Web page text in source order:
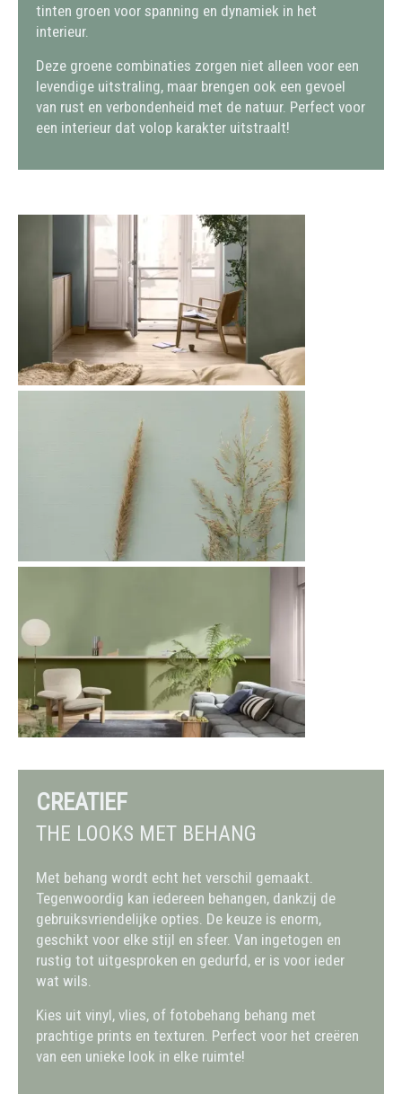
tinten groen voor spanning en dynamiek in het
interieur.
Deze groene combinaties zorgen niet alleen voor een
levendige uitstraling, maar brengen ook een gevoel
van rust en verbondenheid met de natuur. Perfect voor
een interieur dat volop karakter uitstraalt!
CREATIEF
THE LOOKS MET BEHANG
Met behang wordt echt het verschil gemaakt.
Tegenwoordig kan iedereen behangen, dankzij de
gebruiksvriendelijke opties. De keuze is enorm,
geschikt voor elke stijl en sfeer. Van ingetogen en
rustig tot uitgesproken en gedurfd, er is voor ieder
wat wils.
Kies uit vinyl, vlies, of fotobehang behang met
prachtige prints en texturen. Perfect voor het creëren
van een unieke look in elke ruimte!